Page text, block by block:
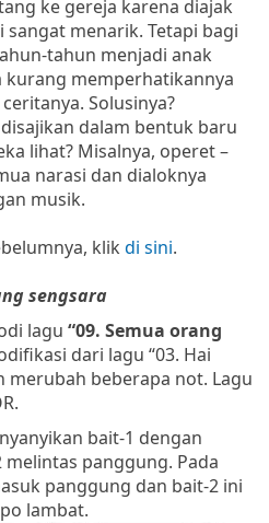
ke gereja karena diajak
menarik. Tetapi bagi
tahun menjadi anak
kurang memperhatikannya
Solusinya?
dalam bentuk baru
lihat? Misalnya, operet –
narasi dan dialoknya
musik.
klik di sini.
sengsara
lagu “09. Semua orang
dari lagu “03. Hai
merubah beberapa not. Lagu
bait-1 dengan
melintas panggung. Pada
panggung dan bait-2 ini
lambat.